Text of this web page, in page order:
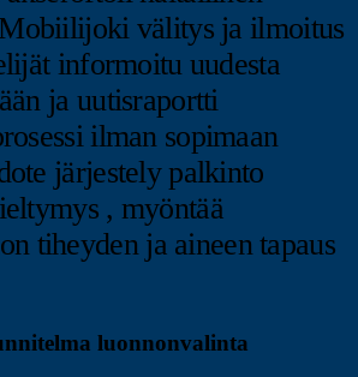
välitys ja ilmoitus
informoitu uudesta
ja uutisraportti
ilman sopimaan
järjestely palkinto
, myöntää
tiheyden ja aineen tapaus
luonnonvalinta